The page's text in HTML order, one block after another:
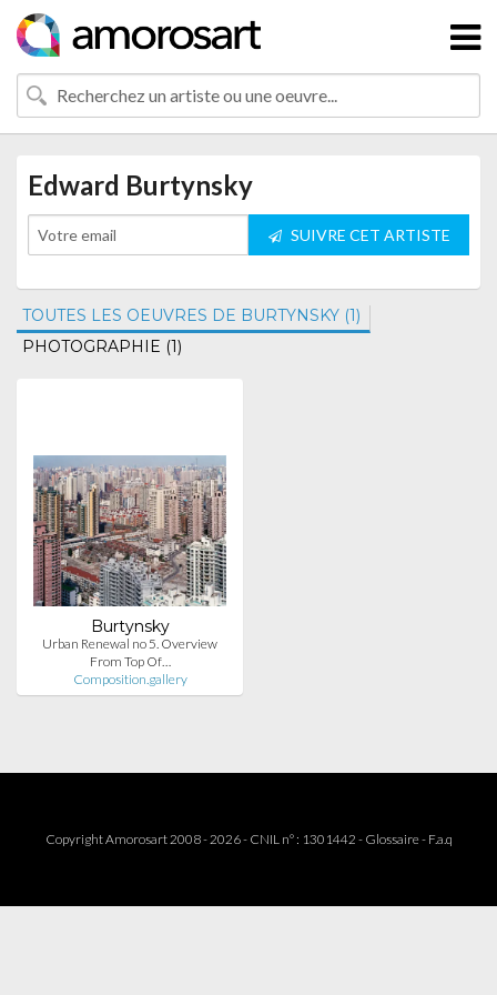
Edward Burtynsky
SUIVRE CET ARTISTE
TOUTES LES OEUVRES DE BURTYNSKY (1)
PHOTOGRAPHIE (1)
Burtynsky
Urban Renewal no 5. Overview
From Top Of…
Composition.gallery
Copyright Amorosart 2008 - 2026 - CNIL n° : 1301442 - Glossaire- F.a.q